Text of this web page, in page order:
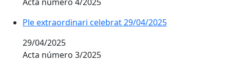
Ple extraordinari celebrat 29/04/2025
29/04/2025
Acta número 3/2025